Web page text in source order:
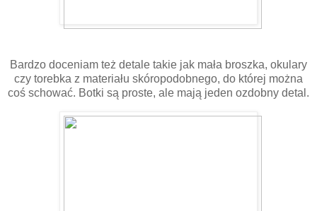
Bardzo doceniam też detale takie jak mała broszka, okulary
czy torebka z materiału skóropodobnego, do której można
coś schować. Botki są proste, ale mają jeden ozdobny detal.